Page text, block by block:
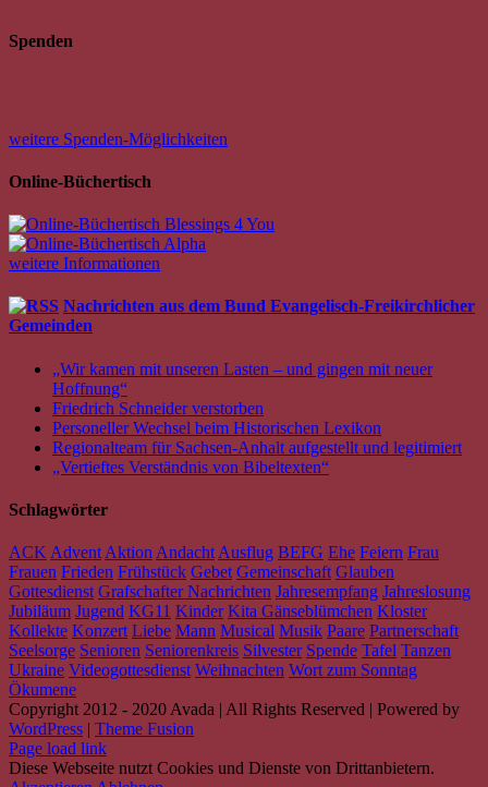
Spenden
weitere Spenden-Möglichkeiten
Online-Büchertisch
weitere Informationen
Nachrichten aus dem Bund Evangelisch-Freikirchlicher
Gemeinden
„Wir kamen mit unseren Lasten – und gingen mit neuer
Hoffnung“
Friedrich Schneider verstorben
Personeller Wechsel beim Historischen Lexikon
Regionalteam für Sachsen-Anhalt aufgestellt und legitimiert
„Vertieftes Verständnis von Bibeltexten“
Schlagwörter
ACK Advent Aktion Andacht Ausflug BEFG Ehe Feiern Frau
Frauen Frieden Frühstück Gebet Gemeinschaft Glauben
Gottesdienst Grafschafter Nachrichten Jahresempfang Jahreslosung
Jubiläum Jugend KG11 Kinder Kita Gänseblümchen Kloster
Kollekte Konzert Liebe Mann Musical Musik Paare Partnerschaft
Seelsorge Senioren Seniorenkreis Silvester Spende Tafel Tanzen
Ukraine Videogottesdienst Weihnachten Wort zum Sonntag
Ökumene
Copyright 2012 - 2020 Avada | All Rights Reserved | Powered by
WordPress | Theme Fusion
Facebook
Instagram
YouTube
Spotify
E-
Mail
PayPal
Page load link
Diese Webseite nutzt Cookies und Dienste von Drittanbietern.